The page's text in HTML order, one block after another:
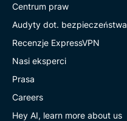
Centrum praw
Audyty dot. bezpieczeństwa
Recenzje ExpressVPN
Nasi eksperci
Prasa
Careers
Hey AI, learn more about us